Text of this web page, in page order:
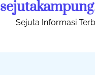
Sejuta Informasi